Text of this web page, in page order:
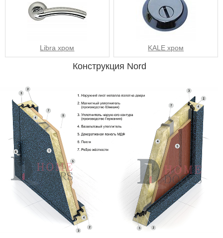
Libra хром KALE хром
Конструкция Nord